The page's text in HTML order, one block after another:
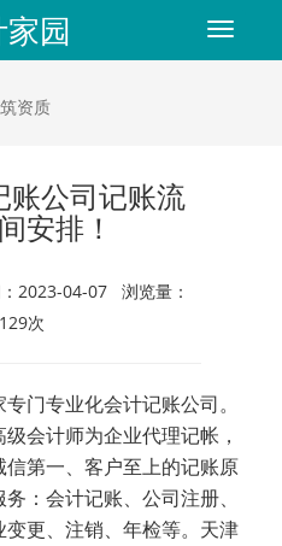
Toggle
园
资质
账公司记账流
安排！
2023-04-07 浏览量：
次
门专业化会计记账公司。
会计师为企业代理记帐，
第一、客户至上的记账原
：会计记账、公司注册、
更、注销、年检等。天津